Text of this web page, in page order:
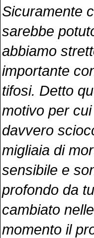
Sicuramente
sarebbe
abbiamo
importante
tifosi. Detto
motivo per
davvero
migliaia di
sensibile e
profondo da
cambiato
momento il